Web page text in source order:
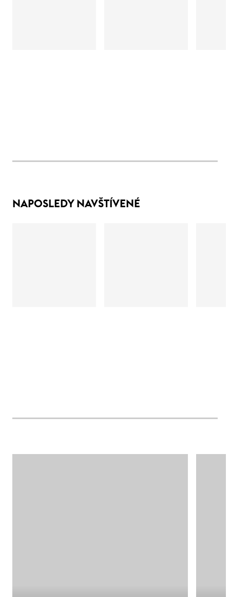
NAPOSLEDY NAVŠTÍVENÉ